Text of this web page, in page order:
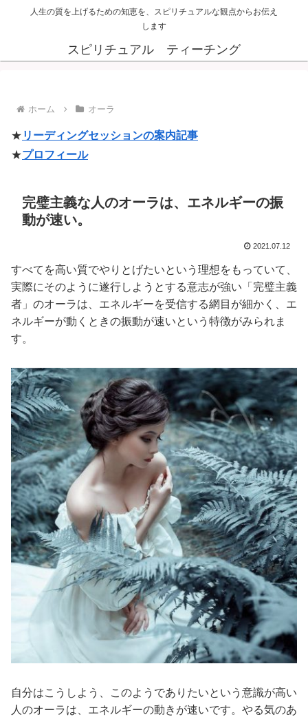
人生の質を上げるための知恵を、スピリチュアルな観点からお伝え
します
スピリチュアル ティーチング
ホーム オーラ
★ リーディングセッションの案内記事
★プロフィール
完璧主義な人のオーラは、エネルギーの振
動が速い。
2021.07.12
すべてを高い質でやりとげたいという理想をもっていて、
実際にそのように遂行しようとする意志が強い「完璧主義
者」のオーラは、エネルギーを受信する網目が細かく、エ
ネルギーが動くときの振動が速いという特徴がみられま
す。
自分はこうしよう、このようでありたいという意識が高い
人のオーラは、エネルギーの動きが速いです。やる気のあ